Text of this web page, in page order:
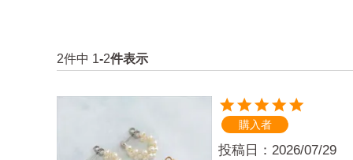
2件中 1-2件表示
購入者
投稿日 2026/07/29